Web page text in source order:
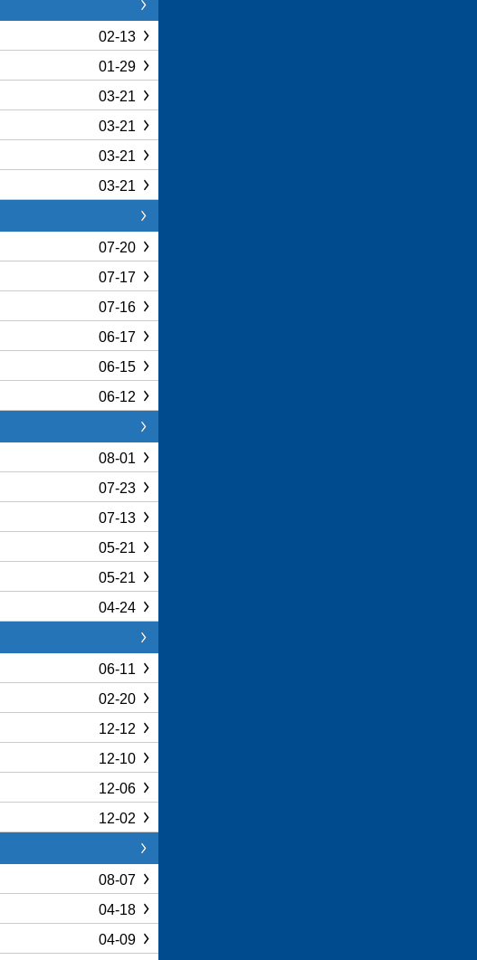
02-13
01-29
03-21
03-21
03-21
03-21
07-20
07-17
07-16
06-17
06-15
06-12
08-01
07-23
07-13
05-21
05-21
04-24
06-11
02-20
12-12
12-10
12-06
12-02
08-07
04-18
04-09